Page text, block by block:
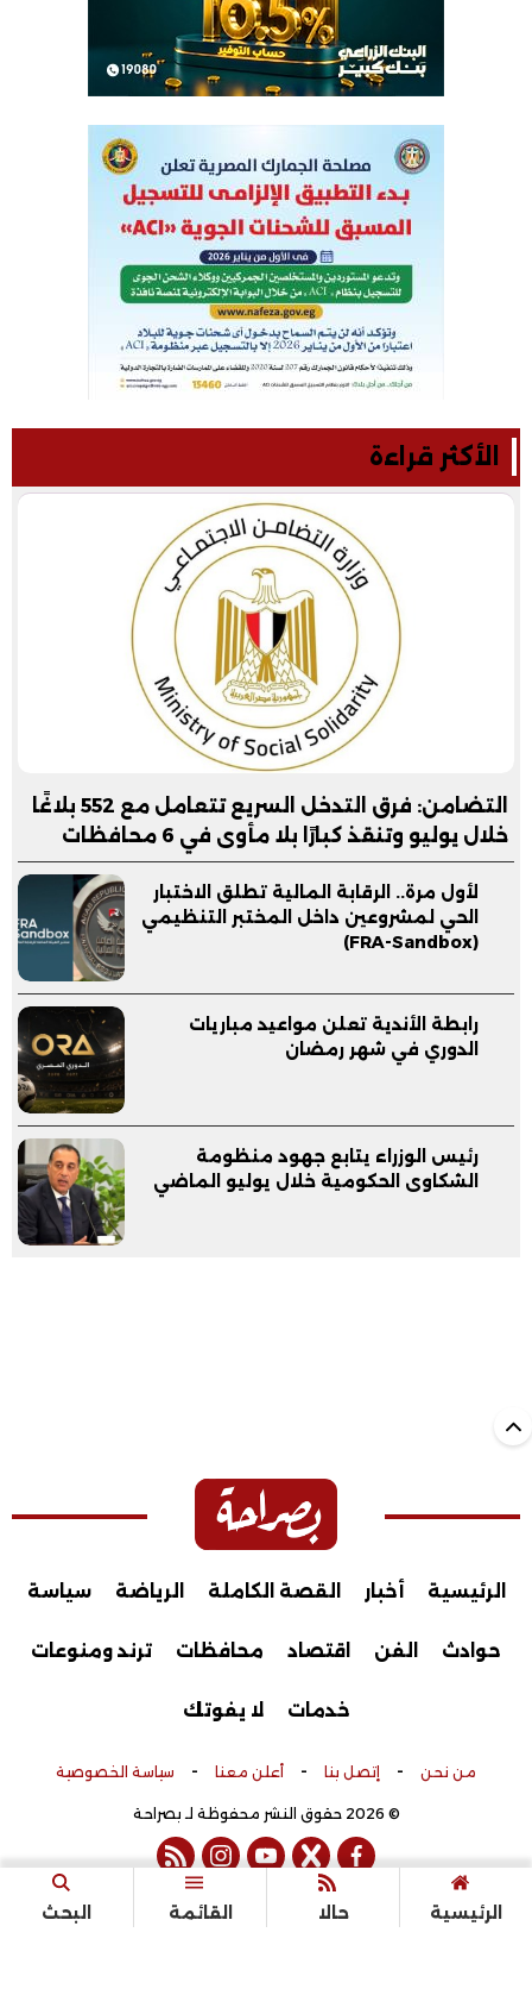
الرئيسية حالا القائمة البحث
الأكثر قراءة
التضامن: فرق التدخل السريع تتعامل مع 552 بلاغًا
خلال يوليو وتنقذ كبارًا بلا مأوى في 6 محافظات
لأول مرة.. الرقابة المالية تطلق الاختبار
الحي لمشروعين داخل المختبر التنظيمي
(FRA-Sandbox)
رابطة الأندية تعلن مواعيد مباريات
الدوري في شهر رمضان
رئيس الوزراء يتابع جهود منظومة
الشكاوى الحكومية خلال يوليو الماضي
الرئيسية أخبار القصة الكاملة الرياضة سياسة
حوادث الفن اقتصاد محافظات ترند ومنوعات
خدمات لا يفوتك
من نحن - إتصل بنا - أعلن معنا - سياسة الخصوصية
© 2026 حقوق النشر محفوظة لـ بصراحة
facebook
twitter
youtube
instagram
rss feed
تم التطوير بواسطة